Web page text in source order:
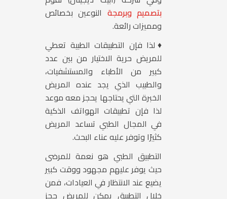
بتصميم وبرمجة النوعين بخصائص
ومميزات رائعة.
♦لذا فإن التطبيقات الطبية تعطي
للمريض حرية الاختيار من بين عدد
كبير من الأطباء والمستشفيات،
والطبيب الذي يجد عنده المريض
الخبرة التي يحتاجها يحجز معه موعد
لذا فإن تطبيقات الهواتف الذكية
في المجال الطبي تساعد المريض
كثيرًا وتوفر عليه عناء البحث.
التطبيق الطبي هو نعمة للمرضى
حيث يوفر عليهم مجهود ووقت كبير
يضيع عند الانتظار في العيادات، فمن
خلال التطبيق يمكن للمريض حجز